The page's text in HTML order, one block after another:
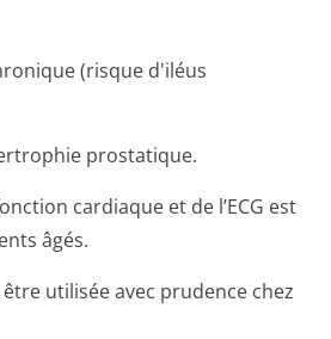
(risque d'iléus
prostatique.
cardiaque et de l’ECG est
âgés.
utilisée avec prudence chez